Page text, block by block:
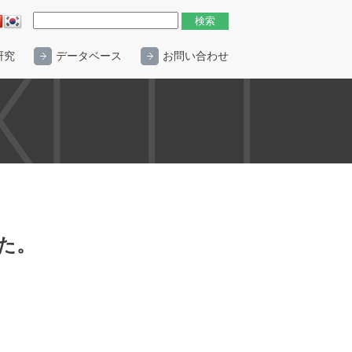
究 データベース お問い合わせ
。